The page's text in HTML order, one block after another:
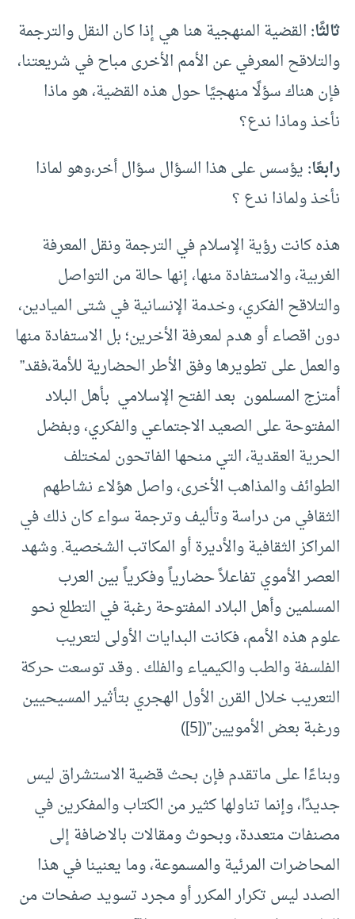
ثالثًا:القضية المنهجية هنا هي إذا كان النقل والترجمة
والتلاقح المعرفي عن الأمم الأخرى مباح في شريعتنا،
فإن هناك سؤلًا منهجيًا حول هذه القضية، هو ماذا
نأخذ وماذا ندع؟
رابعًا:يؤسس على هذا السؤال سؤال أخر،وهو لماذا
نأخذ ولماذا ندع ؟
هذه كانت رؤية الإسلام في الترجمة ونقل المعرفة
الغربية، والاستفادة منها، إنها حالة من التواصل
والتلاقح الفكري، وخدمة الإنسانية في شتى الميادين،
دون اقصاء أو هدم لمعرفة الأخرين؛ بل الاستفادة منها
والعمل على تطويرها وفق الأطر الحضارية للأمة،فقد”
أمتزج المسلمون بعد الفتح الإسلامي بأهل البلاد
المفتوحة على الصعيد الاجتماعي والفكري، وبفضل
الحرية العقدية، التي منحها الفاتحون لمختلف
الطوائف والمذاهب الأخرى، واصل هؤلاء نشاطهم
الثقافي من دراسة وتأليف وترجمة سواء كان ذلك في
المراكز الثقافية والأديرة أو المكاتب الشخصية. وشهد
العصر الأموي تفاعلاً حضارياً وفكرياً بين العرب
المسلمين وأهل البلاد المفتوحة رغبة في التطلع نحو
علوم هذه الأمم، فكانت البدايات الأولى لتعريب
الفلسفة والطب والكيمياء والفلك . وقد توسعت حركة
التعريب خلال القرن الأول الهجري بتأثير المسيحيين
ورغبة بعض الأمويين”([5])
وبناءًا على ماتقدم فإن بحث قضية الاستشراق ليس
جديدًا، وإنما تناولها كثير من الكتاب والمفكرين في
مصنفات متعددة، وبحوث ومقالات بالاضافة إلى
المحاضرات المرئية والمسموعة، وما يعنينا في هذا
الصدد ليس تكرار المكرر أو مجرد تسويد صفحات من